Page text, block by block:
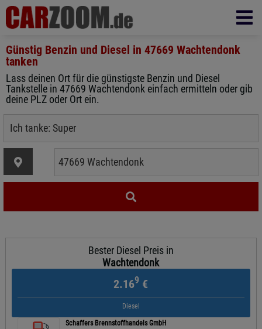
Günstig Benzin und Diesel in 47669 Wachtendonk
tanken
Lass deinen Ort für die günstigste Benzin und Diesel
Tankstelle in 47669 Wachtendonk einfach ermitteln oder gib
deine PLZ oder Ort ein.
Bester Diesel Preis in
Wachtendonk
2.169 €
Diesel
Schaffers Brennstoffhandels GmbH